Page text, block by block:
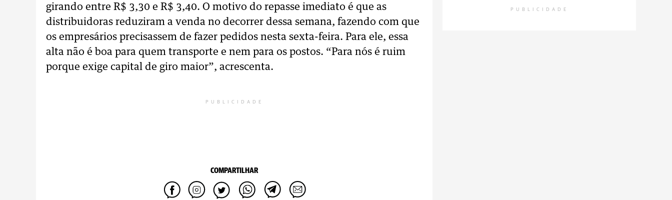
girando entre R$ 3,30 e R$ 3,40. O motivo do repasse imediato é que as
distribuidoras reduziram a venda no decorrer dessa semana, fazendo com que
os empresários precisassem de fazer pedidos nesta sexta-feira. Para ele, essa
alta não é boa para quem transporte e nem para os postos. “Para nós é ruim
porque exige capital de giro maior”, acrescenta.
PUBLICIDADE
COMPARTILHAR
PUBLICIDADE